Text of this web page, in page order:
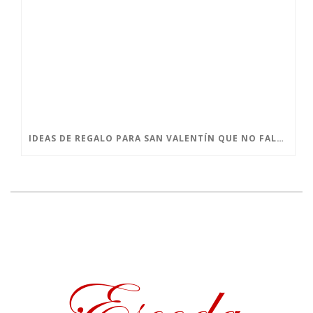
IDEAS DE REGALO PARA SAN VALENTÍN QUE NO FALLAN